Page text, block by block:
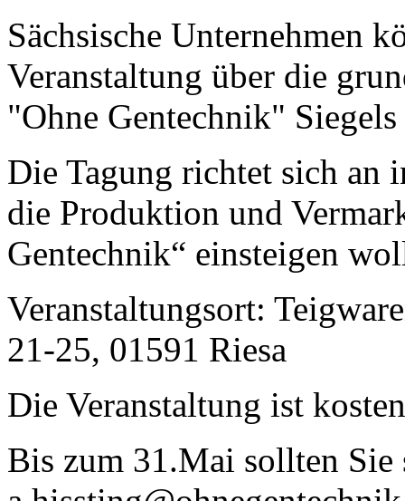
Sächsische Unternehmen
Veranstaltung über die
"Ohne Gentechnik"
Die Tagung richtet sich an
die Produktion und
Gentechnik“ einsteigen
Veranstaltungsort:
21-25, 01591 Riesa
Die Veranstaltung ist
Bis zum 31.Mai sollten Sie